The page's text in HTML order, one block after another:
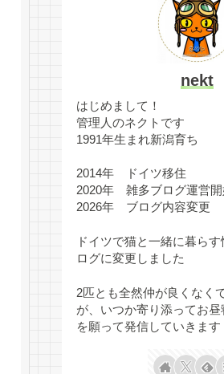
nekt
はじめまして！
管理人のネクトです
1991年生まれ新潟育ち
2014年 ドイツ移住
2020年 雑多ブログ運営開
2026年 ブログ内容変更
ドイツで猫と一緒に暮ら
ログに変更しました
2匹とも全然仲が良くなく
が、いつか寄り添ってお昼
を願って発信していきます